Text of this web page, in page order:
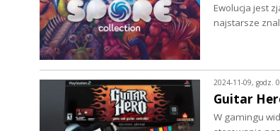
Ewolucja jest
najstarsze
2024-11-09, godz.
Guitar
W gamingu